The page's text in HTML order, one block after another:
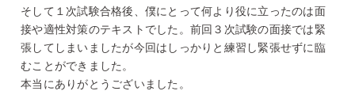
そして１次試験合格後、僕にとって何より役に立ったのは面
接や適性対策のテキストでした。前回３次試験の面接では緊
張してしまいましたが今回はしっかりと練習し緊張せずに臨
むことができました。
本当にありがとうございました。